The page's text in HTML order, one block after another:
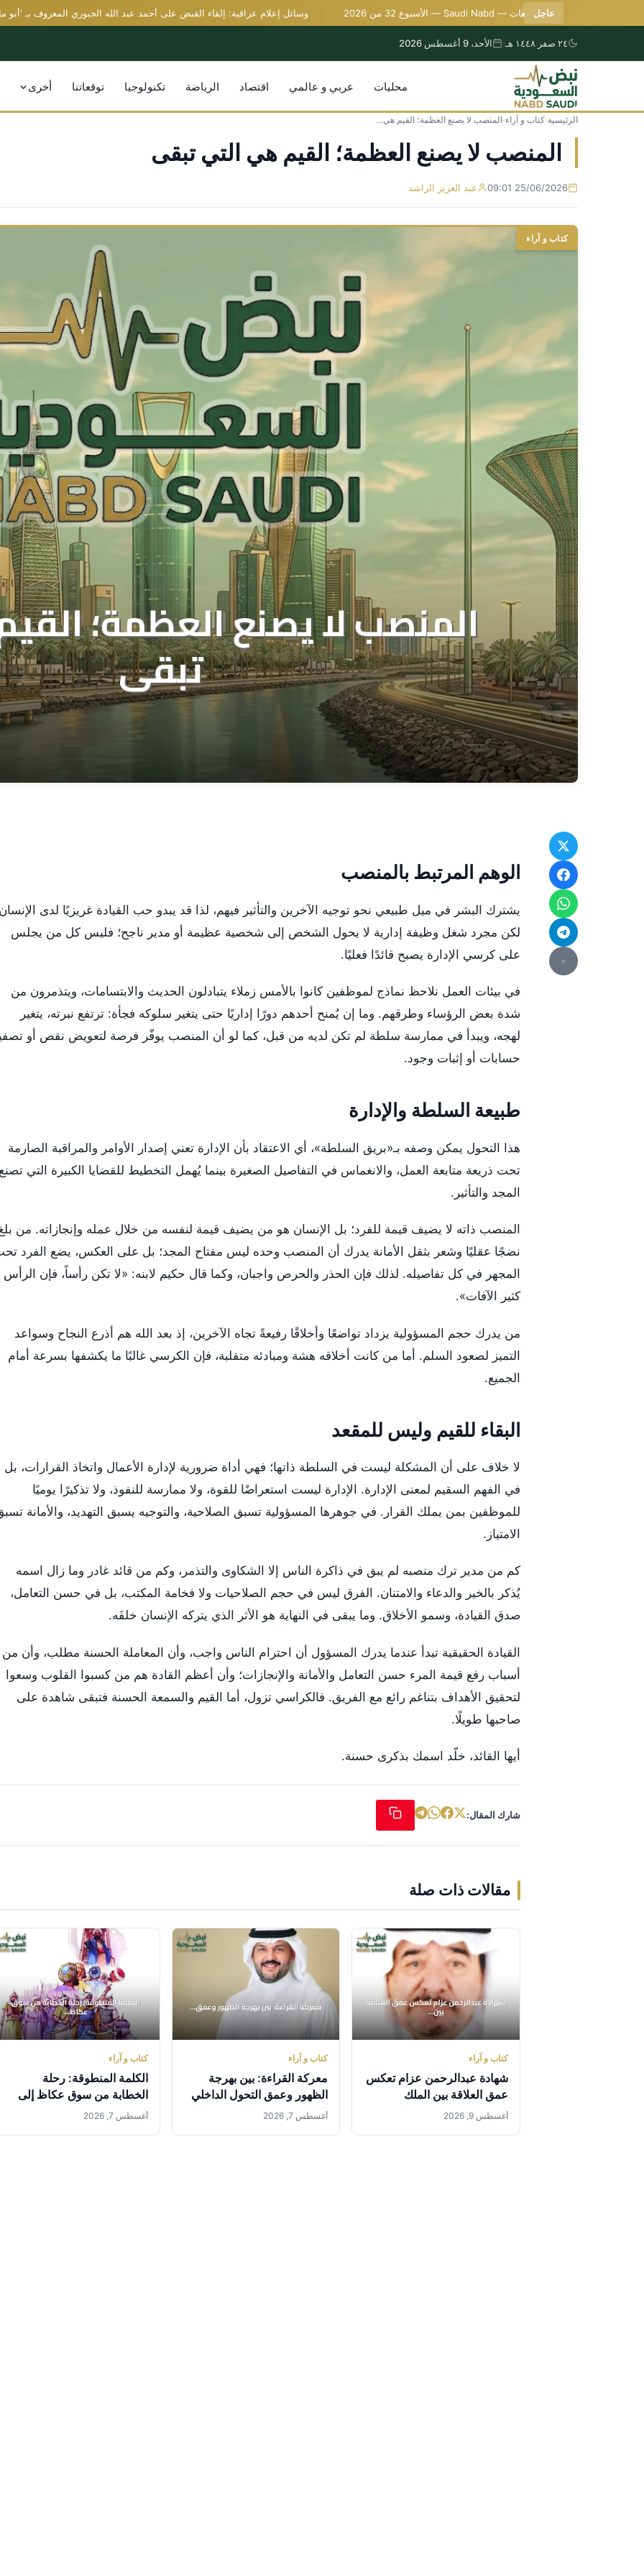
عاجل
سجل التوقعات — Saudi Nabd — الأسبوع 32 من 2026 وسائل إعلام عراقية: إلقاء القبض على أحمد عبد الله الجبوري المعروف بـ 'أبو مازن'
٢٤ صفر ١٤٤٨ هـ الأحد، 9 أغسطس 2026
محليات عربي و عالمي اقتصاد الرياضة تكنولوجيا توقعاتنا أخرى
الرئيسية›كتاب و آراء›المنصب لا يصنع العظمة؛ القيم هي...
المنصب لا يصنع العظمة؛ القيم هي التي تبقى
25/06/2026 09:01 عبد العزيز الراشد
كتاب و آراء
الوهم المرتبط بالمنصب
يشترك البشر في ميل طبيعي نحو توجيه الآخرين والتأثير فيهم، لذا قد يبدو حب القيادة غريزيًا لدى
لكن مجرد شغل وظيفة إدارية لا يحول الشخص إلى شخصية عظيمة أو مدير ناجح؛ فليس كل من يجلس
على كرسي الإدارة يصبح قائدًا فعليًا.
في بيئات العمل نلاحظ نماذج لموظفين كانوا بالأمس زملاء يتبادلون الحديث والابتسامات، ويتذمرون من
شدة بعض الرؤساء وطرقهم. وما إن يُمنح أحدهم دورًا إداريًا حتى يتغير سلوكه فجأة: ترتفع نبرته، يتغير
لهجه، ويبدأ في ممارسة سلطة لم تكن لديه من قبل، كما لو أن المنصب يوفّر فرصة لتعويض نقص أو
حسابات أو إثبات وجود.
طبيعة السلطة والإدارة
هذا التحول يمكن وصفه بـ«بريق السلطة»، أي الاعتقاد بأن الإدارة تعني إصدار الأوامر والمراقبة الصارمة
تحت ذريعة متابعة العمل، والانغماس في التفاصيل الصغيرة بينما يُهمل التخطيط للقضايا الكبيرة التي
المجد والتأثير.
المنصب ذاته لا يضيف قيمة للفرد؛ بل الإنسان هو من يضيف قيمة لنفسه من خلال عمله وإنجازاته. من
نضجًا عقليًا وشعر بثقل الأمانة يدرك أن المنصب وحده ليس مفتاح المجد؛ بل على العكس، يضع الفرد
المجهر في كل تفاصيله. لذلك فإن الحذر والحرص واجبان، وكما قال حكيم لابنه: «لا تكن رأساً، فإن الرأس
كثير الآفات».
من يدرك حجم المسؤولية يزداد تواضعًا وأخلاقًا رفيعةً تجاه الآخرين، إذ بعد الله هم أذرع النجاح وسواعد
التميز لصعود السلم. أما من كانت أخلاقه هشة ومبادئه متقلبة، فإن الكرسي غالبًا ما يكشفها بسرعة أمام
الجميع.
البقاء للقيم وليس للمقعد
لا خلاف على أن المشكلة ليست في السلطة ذاتها؛ فهي أداة ضرورية لإدارة الأعمال واتخاذ القرارات، بل
في الفهم السقيم لمعنى الإدارة. الإدارة ليست استعراضًا للقوة، ولا ممارسة للنفوذ، ولا تذكيرًا يوميًا
للموظفين بمن يملك القرار. في جوهرها المسؤولية تسبق الصلاحية، والتوجيه يسبق التهديد، والأمانة
الامتياز.
كم من مدير ترك منصبه لم يبق في ذاكرة الناس إلا الشكاوى والتذمر، وكم من قائد غادر وما زال اسمه
يُذكر بالخير والدعاء والامتنان. الفرق ليس في حجم الصلاحيات ولا فخامة المكتب، بل في حسن التعامل،
صدق القيادة، وسمو الأخلاق. وما يبقى في النهاية هو الأثر الذي يتركه الإنسان خلفَه.
القيادة الحقيقية تبدأ عندما يدرك المسؤول أن احترام الناس واجب، وأن المعاملة الحسنة مطلب، وأن من
أسباب رفع قيمة المرء حسن التعامل والأمانة والإنجازات؛ وأن أعظم القادة هم من كسبوا القلوب وسعوا
لتحقيق الأهداف بتناغم رائع مع الفريق. فالكراسي تزول، أما القيم والسمعة الحسنة فتبقى شاهدة على
صاحبها طويلًا.
أيها القائد، خلّد اسمك بذكرى حسنة.
شارك المقال:
مقالات ذات صلة
كتاب و آراء
شهادة عبدالرحمن عزام تعكس
عمق العلاقة بين الملك
عبدالعزيز ومشروع الوحدة
أغسطس 9, 2026
كتاب و آراء
معركة القراءة: بين بهرجة
الظهور وعمق التحول الداخلي
أغسطس 7, 2026
كتاب و آراء
الكلمة المنطوقة: رحلة
الخطابة من سوق عكاظ إلى
المنصات الرقمية
أغسطس 7, 2026